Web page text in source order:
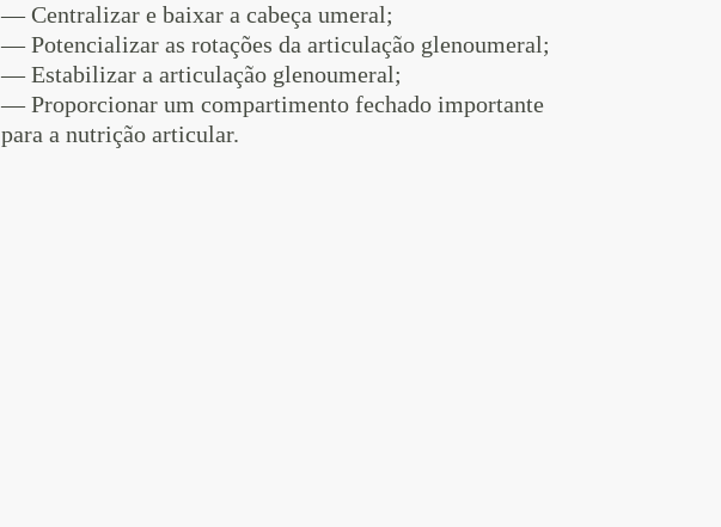
— Centralizar e baixar a cabeça umeral;
— Potencializar as rotações da articulação glenoumeral;
— Estabilizar a articulação glenoumeral;
— Proporcionar um compartimento fechado importante
para a nutrição articular.